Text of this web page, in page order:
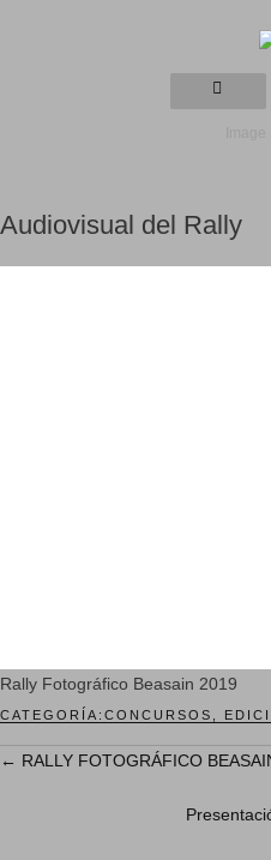
Audiovisual del Rally
Rally Fotográfico Beasain 2019
CATEGORÍA: CONCURSOS
← RALLY FOTOGRÁFICO